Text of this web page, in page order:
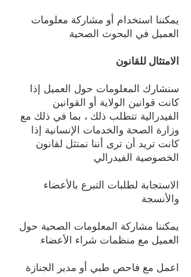
يمكننا استخدام أو مشاركة معلومات
العميل في البحوث الصحية.
الامتثال للقانون
سنشارك المعلومات حول العميل إذا
كانت قوانين الولاية أو القوانين
الفيدرالية تتطلب ذلك ، بما في ذلك مع
وزارة الصحة والخدمات الإنسانية إذا
كانت تريد أن ترى أننا نمتثل لقانون
الخصوصية الفيدرالي.
الاستجابة لطلبات التبرع بالأعضاء
والأنسجة
يمكننا مشاركة المعلومات الصحية حول
العميل مع منظمات شراء الأعضاء.
اعمل مع فاحص طبي أو مدير الجنازة